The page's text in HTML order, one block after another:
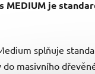
je
splňuje
masivního